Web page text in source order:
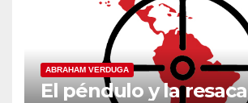
ABRAHAM VERDUGA
El péndulo y la resaca